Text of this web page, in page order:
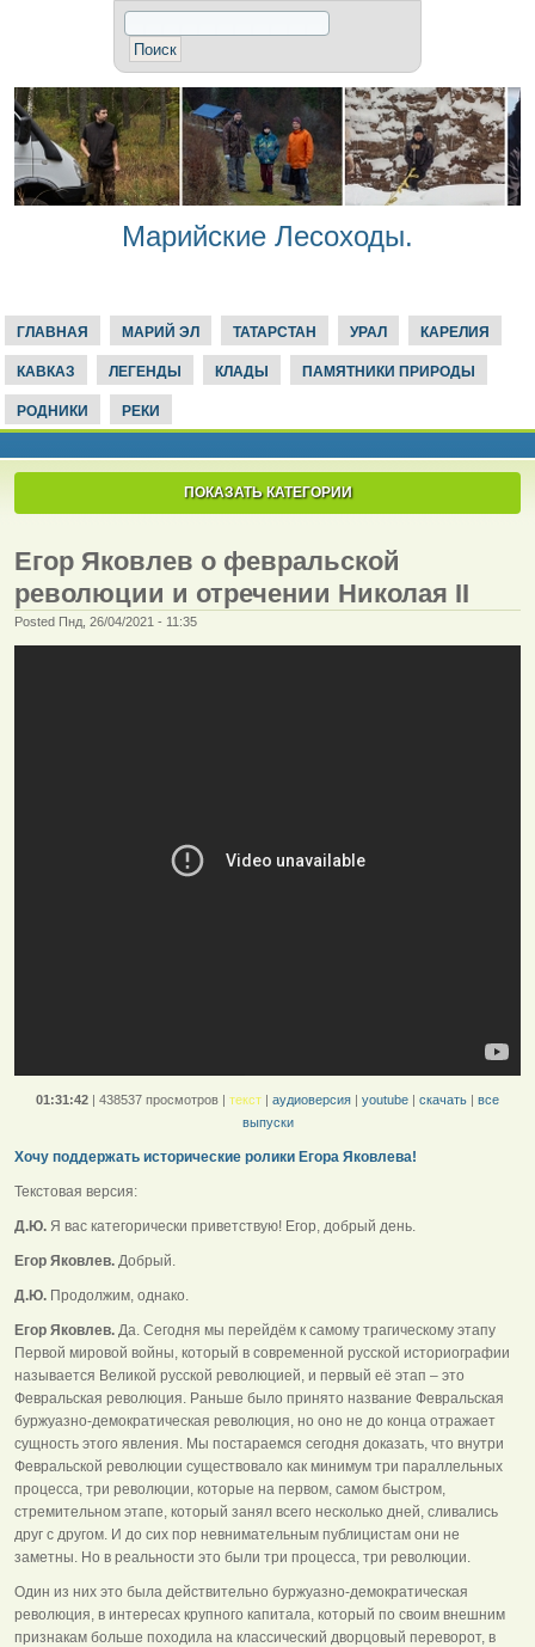
Марийские Лесоходы.
ГЛАВНАЯ МАРИЙ ЭЛ ТАТАРСТАН УРАЛ КАРЕЛИЯ
КАВКАЗ ЛЕГЕНДЫ КЛАДЫ ПАМЯТНИКИ ПРИРОДЫ
РОДНИКИ РЕКИ
ПОКАЗАТЬ КАТЕГОРИИ
Егор Яковлев о февральской
революции и отречении Николая II
Posted Пнд, 26/04/2021 - 11:35
01:31:42 | 438537 просмотров | текст | аудиоверсия | youtube | скачать | все
выпуски
Хочу поддержать исторические ролики Егора Яковлева!
Текстовая версия:
Д.Ю. Я вас категорически приветствую! Егор, добрый день.
Егор Яковлев. Добрый.
Д.Ю. Продолжим, однако.
Егор Яковлев. Да. Сегодня мы перейдём к самому трагическому этапу
Первой мировой войны, который в современной русской историографии
называется Великой русской революцией, и первый её этап – это
Февральская революция. Раньше было принято название Февральская
буржуазно-демократическая революция, но оно не до конца отражает
сущность этого явления. Мы постараемся сегодня доказать, что внутри
Февральской революции существовало как минимум три параллельных
процесса, три революции, которые на первом, самом быстром,
стремительном этапе, который занял всего несколько дней, сливались
друг с другом. И до сих пор невнимательным публицистам они не
заметны. Но в реальности это были три процесса, три революции.
Один из них это была действительно буржуазно-демократическая
революция, в интересах крупного капитала, который по своим внешним
признакам больше походила на классический дворцовый переворот, в